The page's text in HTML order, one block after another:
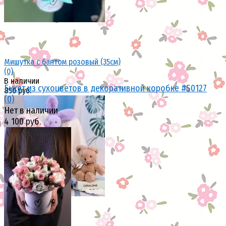
избранное сравнить
Мишутка с бантом розовый (35см)
(0)
В наличии
850 руб.
избранное сравнить
Букет из сухоцветов в декоративной коробке #S0127
(0)
Нет в наличии
4 100 руб.